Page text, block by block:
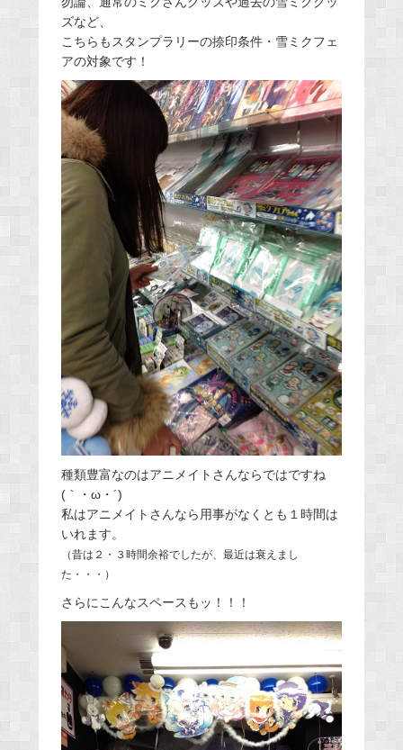
ズなど、
こちらもスタンプラリーの捺印条件・雪ミクフェ
アの対象です！
種類豊富なのはアニメイトさんならではですね
(｀・ω・´)
私はアニメイトさんなら用事がなくとも１時間は
いれます。
（昔は２・３時間余裕でしたが、最近は衰えまし
た・・・）
さらにこんなスペースもッ！！！